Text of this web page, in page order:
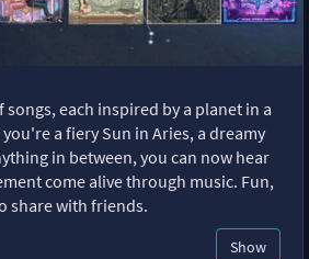
each inspired by a planet in a
a fiery Sun in Aries, a dreamy
in between, you can now hear
come alive through music. Fun,
share with friends.
Show